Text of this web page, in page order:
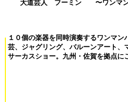
大道芸人 フーミン 〜ワンマン
１０個の楽器を同時演奏するワンマ
芸、ジャグリング、バルーンアート
サーカスショー。九州・佐賀を拠点
お問い